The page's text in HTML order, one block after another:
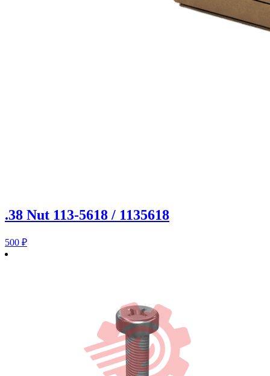
.38 Nut 113-5618 / 1135618
500 ₽